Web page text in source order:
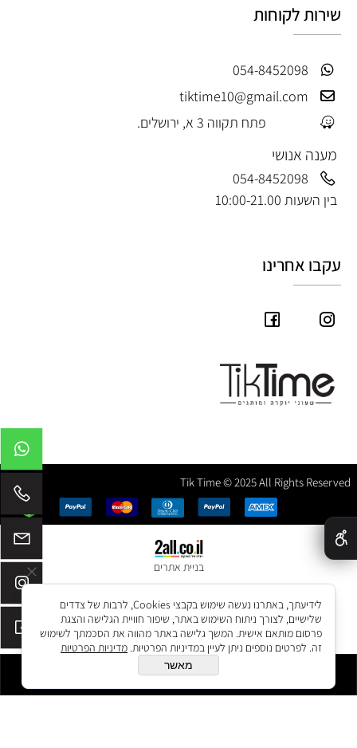
הוסף לסל
שירות לקוחות
054-8452098
tiktime10@gmail.com
פתח תקווה 3 א, ירושלים.
מענה אנושי
054-8452098
בין השעות 10:00-21.00
עקבו אחרינו
Tik Time © 2025 All Rights Reserved
בניית אתרים
לידיעתך, באתרנו נעשה שימוש בקבצי Cookies, לרבות של צדדים
שלישיים, לצורך ניתוח השימוש באתר, שיפור חוויית הגלישה והצגת
פרסום מותאם אישית. המשך גלישה באתר מהווה את הסכמתך לשימוש
זה. לפרטים נוספים ניתן לעיין במדיניות הפרטיות. מדיניות הפרטיות
מאשר